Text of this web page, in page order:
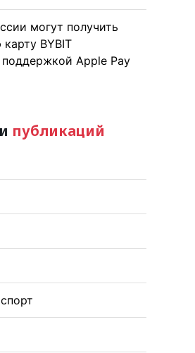
могут получить
BYBIT
Apple Pay
публикаций